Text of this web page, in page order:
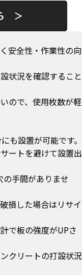
安全性・作業性の向
状況を確認すること
ので、使用枚数が軽
も設置が可能です。
ートを避けて設置出
の手間がありませ
損した場合はリサイ
で板の強度がUPさ
クリートの打設状況